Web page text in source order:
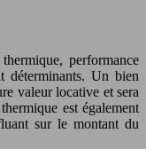
performance
déterminants. Un bien
valeur locative et sera
est également
sur le montant du